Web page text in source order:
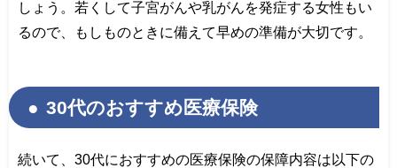
しょう。若くして子宮がんや乳がんを発症する女性もい
るので、もしものときに備えて早めの準備が大切です。
30代のおすすめ医療保険
続いて、30代におすすめの医療保険の保障内容は以下の